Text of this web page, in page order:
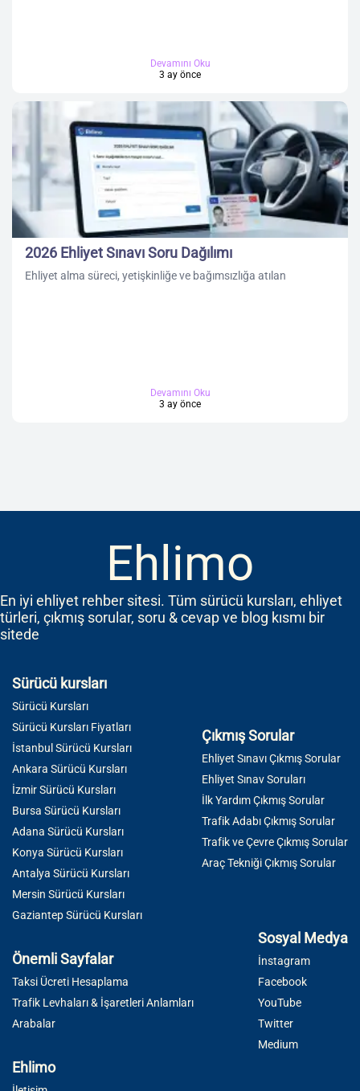
Devamını Oku
3 ay önce
2026 Ehliyet Sınavı Soru Dağılımı
Ehliyet alma süreci, yetişkinliğe ve bağımsızlığa atılan
Devamını Oku
3 ay önce
Ehlimo
En iyi ehliyet rehber sitesi. Tüm sürücü kursları, ehliyet
türleri, çıkmış sorular, soru & cevap ve blog kısmı bir
sitede
Sürücü kursları
Sürücü Kursları
Sürücü Kursları Fiyatları
İstanbul Sürücü Kursları
Ankara Sürücü Kursları
İzmir Sürücü Kursları
Bursa Sürücü Kursları
Adana Sürücü Kursları
Konya Sürücü Kursları
Antalya Sürücü Kursları
Mersin Sürücü Kursları
Gaziantep Sürücü Kursları
Çıkmış Sorular
Ehliyet Sınavı Çıkmış Sorular
Ehliyet Sınav Soruları
İlk Yardım Çıkmış Sorular
Trafik Adabı Çıkmış Sorular
Trafik ve Çevre Çıkmış Sorular
Araç Tekniği Çıkmış Sorular
Önemli Sayfalar
Taksi Ücreti Hesaplama
Trafik Levhaları & İşaretleri Anlamları
Arabalar
Sosyal Medya
İnstagram
Facebook
YouTube
Twitter
Medium
Ehlimo